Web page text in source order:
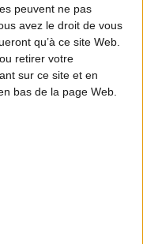
peuvent ne pas
avez le droit de vous
qu’à ce site Web.
retirer votre
sur ce site et en
bas de la page Web.